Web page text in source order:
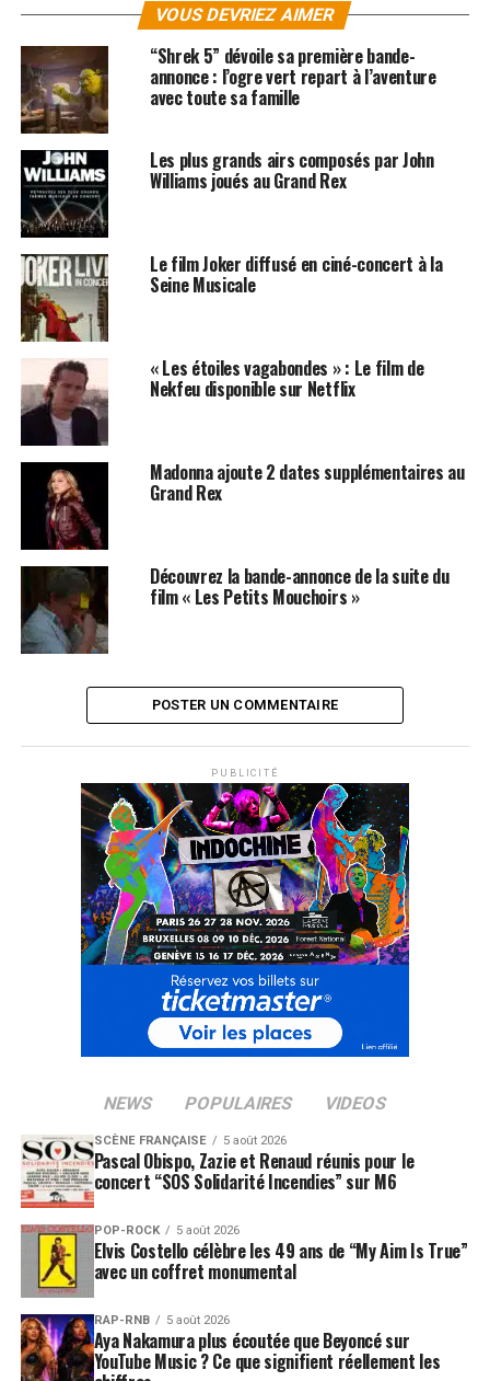
libre) : Lundi 11 novembre à 10h30 et 14h en VF et à
17h30 et 20h45 en VOST.
Détail des projections en Salle Infinite (placement
numéroté) : Dimanche 10 novembre à 18h en VF et 21h
en VOST. Lundi 11 novembre à 10h45 et 14h15 en VOST
et à 17h45 et 21h en VF.
Détail des projections en salle classique (placement
libre) : Dimanche 10 novembre à 18h15 en VOST et
21h15 en VF.
Vous souhaitez passer une soirée inoubliable en famille
ou entre amis ? N’attendez plus et réservez vos billets
dès maintenant sur le site duGrand Rex!
SUJETS ASSOCIÉS:
VOUS DEVRIEZ AIMER
“Shrek 5” dévoile sa première bande-
annonce : l’ogre vert repart à l’aventure
avec toute sa famille
Les plus grands airs composés par John
Williams joués au Grand Rex
Le film Joker diffusé en ciné-concert à la
Seine Musicale
« Les étoiles vagabondes » : Le film de
Nekfeu disponible sur Netflix
Madonna ajoute 2 dates supplémentaires au
Grand Rex
Découvrez la bande-annonce de la suite du
film « Les Petits Mouchoirs »
POSTER UN COMMENTAIRE
PUBLICITÉ
NEWS POPULAIRES VIDEOS
SCÈNE FRANÇAISE 5 août 2026
Pascal Obispo, Zazie et Renaud réunis pour le
concert “SOS Solidarité Incendies” sur M6
POP-ROCK 5 août 2026
Elvis Costello célèbre les 49 ans de “My Aim Is True”
avec un coffret monumental
RAP-RNB 5 août 2026
Aya Nakamura plus écoutée que Beyoncé sur
YouTube Music ? Ce que signifient réellement les